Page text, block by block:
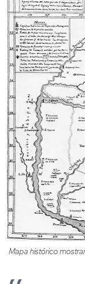
Mapa histórico